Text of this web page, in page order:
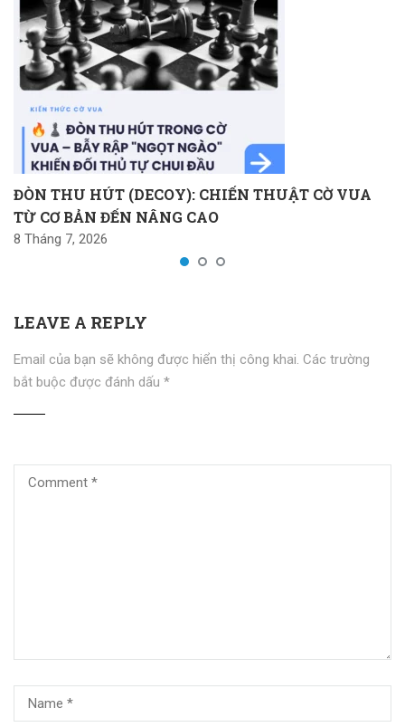
ĐÒN THU HÚT (DECOY): CHIẾN THUẬT CỜ VUA
TỪ CƠ BẢN ĐẾN NÂNG CAO
8 Tháng 7, 2026
LEAVE A REPLY
Email của bạn sẽ không được hiển thị công khai. Các trường
bắt buộc được đánh dấu *